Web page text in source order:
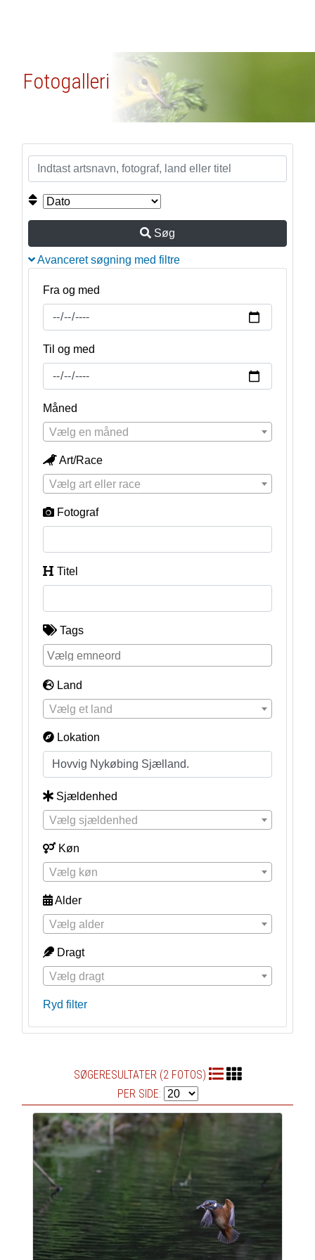
Fotogalleri
Søg
Avanceret søgning med filtre
Fra og med
Til og med
Måned
Vælg en måned
Art/Race
Vælg art eller race
Fotograf
Titel
Tags
Land
Vælg et land
Lokation
Sjældenhed
Vælg sjældenhed
Køn
Vælg køn
Alder
Vælg alder
Dragt
Vælg dragt
Ryd filter
SØGERESULTATER (2 FOTOS)
PER SIDE: